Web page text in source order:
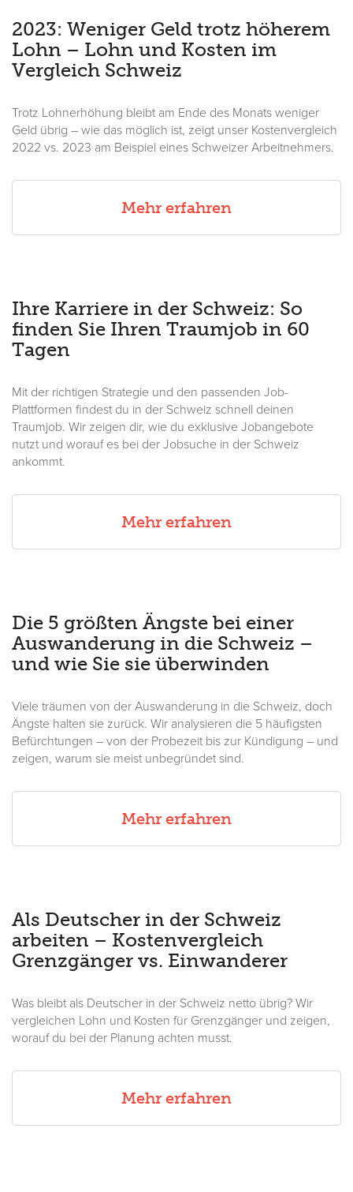
2023: Weniger Geld trotz höherem
Lohn – Lohn und Kosten im
Vergleich Schweiz
Trotz Lohnerhöhung bleibt am Ende des Monats weniger
Geld übrig – wie das möglich ist, zeigt unser Kostenvergleich
2022 vs. 2023 am Beispiel eines Schweizer Arbeitnehmers.
Mehr erfahren
Ihre Karriere in der Schweiz: So
finden Sie Ihren Traumjob in 60
Tagen
Mit der richtigen Strategie und den passenden Job-
Plattformen findest du in der Schweiz schnell deinen
Traumjob. Wir zeigen dir, wie du exklusive Jobangebote
nutzt und worauf es bei der Jobsuche in der Schweiz
ankommt.
Mehr erfahren
Die 5 größten Ängste bei einer
Auswanderung in die Schweiz –
und wie Sie sie überwinden
Viele träumen von der Auswanderung in die Schweiz, doch
Ängste halten sie zurück. Wir analysieren die 5 häufigsten
Befürchtungen – von der Probezeit bis zur Kündigung – und
zeigen, warum sie meist unbegründet sind.
Mehr erfahren
Als Deutscher in der Schweiz
arbeiten – Kostenvergleich
Grenzgänger vs. Einwanderer
Was bleibt als Deutscher in der Schweiz netto übrig? Wir
vergleichen Lohn und Kosten für Grenzgänger und zeigen,
worauf du bei der Planung achten musst.
Mehr erfahren